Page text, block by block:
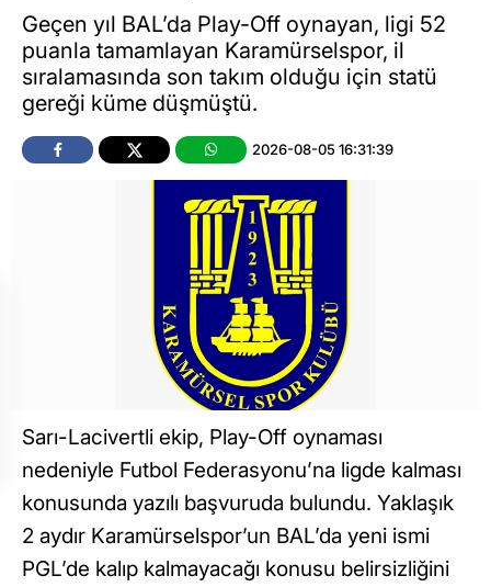
Geçen yıl BAL’da Play-Off oynayan, ligi 52
puanla tamamlayan Karamürselspor, il
sıralamasında son takım olduğu için statü
gereği küme düşmüştü.
2026-08-05 16:31:39
Sarı-Lacivertli ekip, Play-Off oynaması
nedeniyle Futbol Federasyonu’na ligde kalması
konusunda yazılı başvuruda bulundu. Yaklaşık
2 aydır Karamürselspor’un BAL’da yeni ismi
PGL’de kalıp kalmayacağı konusu belirsizliğini